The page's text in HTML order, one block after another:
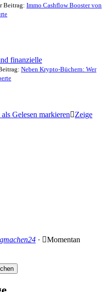
Beitrag: Immo Cashflow Booster von
finanzielle
Neben Krypto-Büchern: Wer
Gelesen markieren Zeige
·
Momentan